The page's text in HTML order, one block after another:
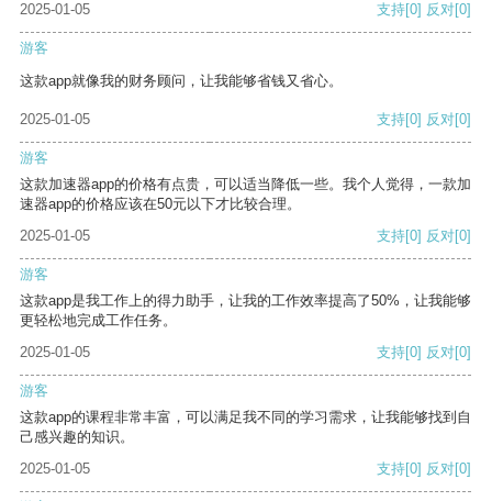
2025-01-05
支持[0] 反对[0]
游客
这款app就像我的财务顾问，让我能够省钱又省心。
2025-01-05 支持[0] 反对[0]
游客
这款加速器app的价格有点贵，可以适当降低一些。我个人觉得，一款加
速器app的价格应该在50元以下才比较合理。
2025-01-05
支持[0] 反对[0]
游客
这款app是我工作上的得力助手，让我的工作效率提高了50%，让我能够
更轻松地完成工作任务。
2025-01-05
支持[0] 反对[0]
游客
这款app的课程非常丰富，可以满足我不同的学习需求，让我能够找到自
己感兴趣的知识。
2025-01-05
支持[0] 反对[0]